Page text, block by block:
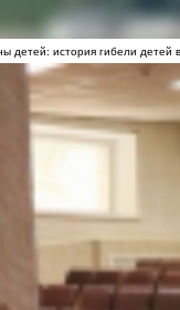
детей: история гибели детей